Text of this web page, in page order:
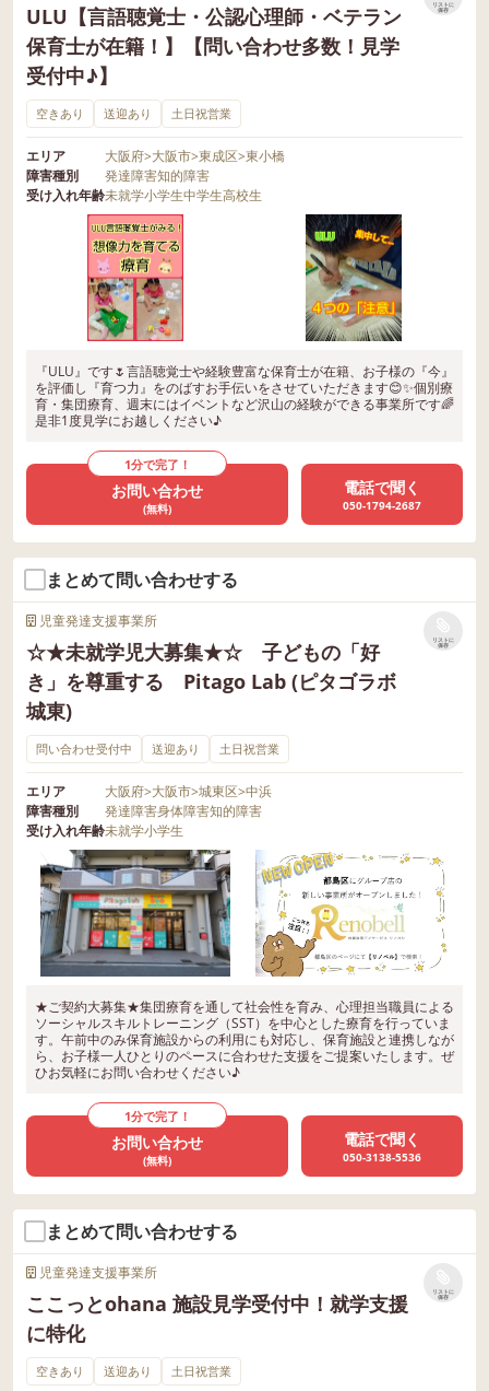
ULU【言語聴覚士・公認心理師・ベテラン
保育士が在籍！】【問い合わせ多数！見学
受付中♪】
リストに
保存
空きあり 送迎あり 土日祝営業
エリア 大阪府>大阪市>東成区>東小橋
障害種別
発達障害知的障害
受け入れ年齢未就学小学生中学生高校生
『ULU』です🌷言語聴覚士や経験豊富な保育士が在籍、お子様の『今』
を評価し『育つ力』をのばすお手伝いをさせていただきます😊✨個別療
育・集団療育、週末にはイベントなど沢山の経験ができる事業所です🌈
是非1度見学にお越しください♪
1分で完了！
お問い合わせ
(無料)
電話で聞く
050-1794-2687
まとめて問い合わせする
児童発達支援事業所
☆★未就学児大募集★☆ 子どもの「好
き」を尊重する Pitago Lab (ピタゴラボ
城東)
リストに
保存
問い合わせ受付中 送迎あり 土日祝営業
エリア 大阪府>大阪市>城東区>中浜
障害種別
発達障害身体障害知的障害
受け入れ年齢未就学小学生
★ご契約大募集★集団療育を通して社会性を育み、心理担当職員による
ソーシャルスキルトレーニング（SST）を中心とした療育を行っていま
す。午前中のみ保育施設からの利用にも対応し、保育施設と連携しなが
ら、お子様一人ひとりのペースに合わせた支援をご提案いたします。ぜ
ひお気軽にお問い合わせください♪
1分で完了！
お問い合わせ
(無料)
電話で聞く
050-3138-5536
まとめて問い合わせする
児童発達支援事業所
ここっとohana 施設見学受付中！就学支援
に特化
リストに
保存
空きあり 送迎あり 土日祝営業